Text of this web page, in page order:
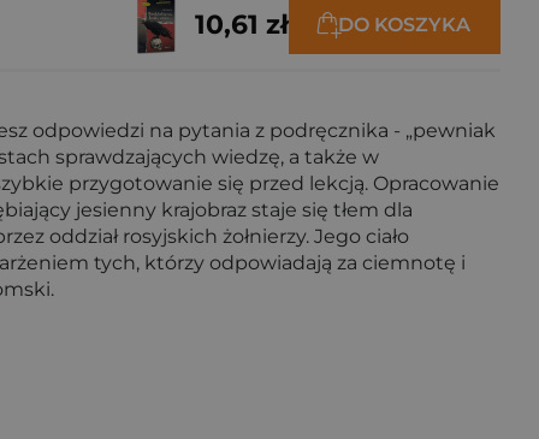
10,61 zł DO KOSZYKA
odpowiedzi na pytania z podręcznika - „pewniak
sprawdzających wiedzę, a także w
przygotowanie się przed lekcją. Opracowanie
jesienny krajobraz staje się tłem dla
oddział rosyjskich żołnierzy. Jego ciało
tych, którzy odpowiadają za ciemnotę i